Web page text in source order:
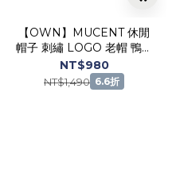
【OWN】MUCENT 休閒
帽子 刺繡 LOGO 老帽 鴨舌
帽 棒球帽 單一尺寸 不分男
女 牛仔 炭灰 卡其
NT$980
NT$1,490 6.6折